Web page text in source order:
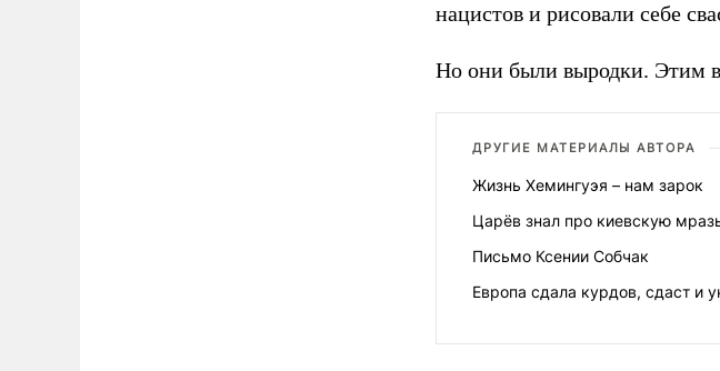
нацистов и рисовали себе
Но они были выродки. Этим
ДРУГИЕ МАТЕРИАЛЫ АВТОРА
Жизнь Хемингуэя – нам зарок
Царёв знал про киевскую
Письмо Ксении Собчак
Европа сдала курдов, сдаст и